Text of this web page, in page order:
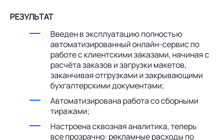
РЕЗУЛЬТАТ
Введен в эксплуатацию полностью
автоматизированный онлайн-сервис по
работе с клиентскими заказами, начиная с
расчёта заказов и загрузки макетов,
заканчивая отгрузками и закрывающими
бухгалтерскими документами;
Автоматизирована работа со сборными
тиражами;
Настроена сквозная аналитика, теперь
все прозрачно: рекламные расходы по